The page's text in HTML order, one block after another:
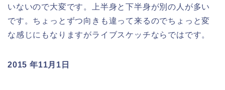
いないので大変です。上半身と下半身が別の人が多い
です。ちょっとずつ向きも違って来るのでちょっと変
な感じにもなりますがライブスケッチならではです。
2015 年11月1日